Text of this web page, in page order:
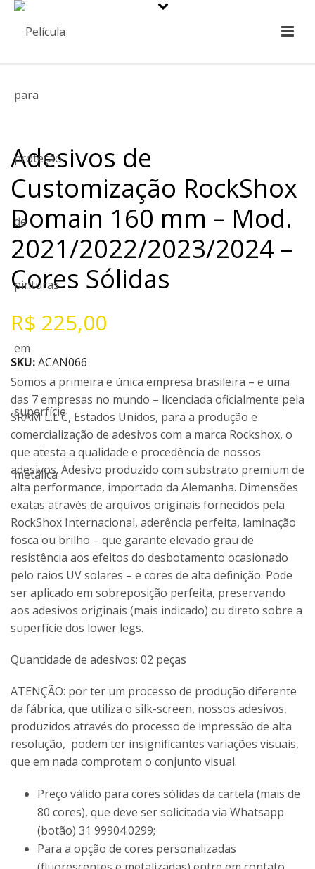
Adesivos de
Customização RockShox
Domain 160 mm – Mod.
2021/2022/2023/2024 –
Cores Sólidas
R$ 225,00
SKU:ACAN066
Somos a primeira e única empresa brasileira – e uma
das 7 empresas no mundo – licenciada oficialmente pela
SRAM L.L.C, Estados Unidos, para a produção e
comercialização de adesivos com a marca Rockshox, o
que atesta a qualidade e procedência de nossos
adesivos. Adesivo produzido com substrato premium de
alta performance, importado da Alemanha. Dimensões
exatas através de arquivos originais fornecidos pela
RockShox Internacional, aderência perfeita, laminação
fosca ou brilho – que garante elevado grau de
resistência aos efeitos do desbotamento ocasionado
pelo raios UV solares – e cores de alta definição. Pode
ser aplicado em sobreposição perfeita, preservando
aos adesivos originais (mais indicado) ou direto sobre a
superfície dos lower legs.
Quantidade de adesivos: 02 peças
ATENÇÃO: por ter um processo de produção diferente
da fábrica, que utiliza o silk-screen, nossos adesivos,
produzidos através do processo de impressão de alta
resolução, podem ter insignificantes variações visuais,
que em nada comprotem o conjunto visual.
Preço válido para cores sólidas da cartela (mais de
80 cores), que deve ser solicitada via Whatsapp
(botão) 31 99904.0299;
Para a opção de cores personalizadas